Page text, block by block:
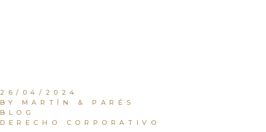
26/04/2024
BY MARTÍN & PARÉS
BLOG
DERECHO CORPORATIVO